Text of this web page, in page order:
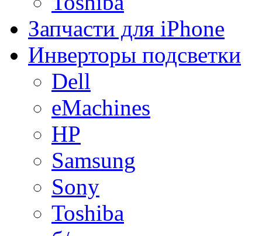
Запчасти для iPhone
Инверторы подсветки
Dell
eMachines
HP
Samsung
Sony
Toshiba